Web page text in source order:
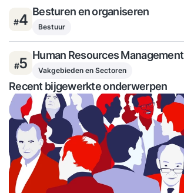
#4 Besturen en organiseren
Bestuur
#5 Human Resources Management
Vakgebieden en Sectoren
Recent bijgewerkte onderwerpen